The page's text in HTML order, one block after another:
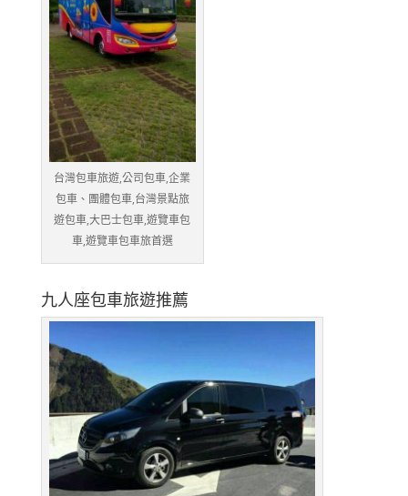
台灣包車旅遊,公司包車,企業
包車、團體包車,台灣景點旅
遊包車,大巴士包車,遊覽車包
車,遊覽車包車旅首選
九人座包車旅遊推薦